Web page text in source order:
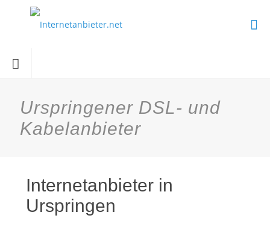
Urspringener DSL- und
Kabelanbieter
Internetanbieter in
Urspringen